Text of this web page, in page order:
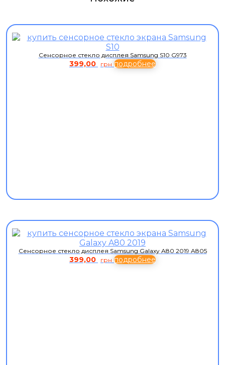
Сенсорное стекло дисплея Samsung S10 G973
399,00 грн подробнее
Сенсорное стекло дисплея Samsung Galaxy A80 2019 A805
399,00 грн подробнее